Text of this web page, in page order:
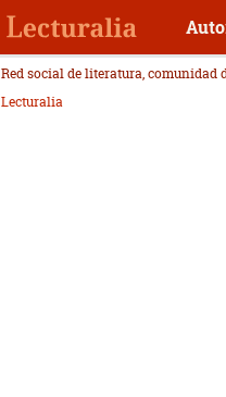
Red social de literatura, comunidad
Lecturalia